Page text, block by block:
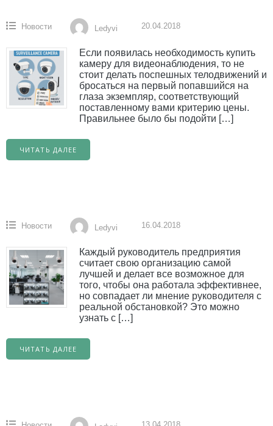
Новости Ledyvi 20.04.2018
Если появилась необходимость купить
камеру для видеонаблюдения, то не
стоит делать поспешных телодвижений и
бросаться на первый попавшийся на
глаза экземпляр, соответствующий
поставленному вами критерию цены.
Правильнее было бы подойти […]
ЧИТАТЬ ДАЛЕЕ
Новости Ledyvi 16.04.2018
Каждый руководитель предприятия
считает свою организацию самой
лучшей и делает все возможное для
того, чтобы она работала эффективнее,
но совпадает ли мнение руководителя с
реальной обстановкой? Это можно
узнать с […]
ЧИТАТЬ ДАЛЕЕ
13.04.2018